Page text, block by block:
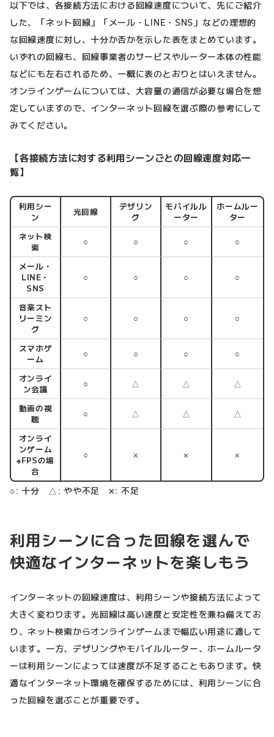
以下では、各接続方法における回線速度について、先にご紹介
した、「ネット回線」「メール・LINE・SNS」などの理想的
な回線速度に対し、十分か否かを示した表をまとめています。
いずれの回線も、回線事業者のサービスやルーター本体の性能
などにも左右されるため、一概に表のとおりとはいえません。
オンラインゲームについては、大容量の通信が必要な場合を想
定していますので、インターネット回線を選ぶ際の参考にして
みてください。
【各接続方法に対する利用シーンごとの回線速度対応一
覧】
利用シー
ン
光回線
デザリン
グ
モバイルル
ーター
ホームルー
ター
ネット検
索
○ ○ ○ ○
メール・
LINE・
SNS
○ ○ ○ ○
音楽スト
リーミン
グ
○ ○ ○ ○
スマホゲ
ーム
○ ○ ○ ○
オンライ
ン会議
○ △ △ △
動画の視
聴
○ △ △ △
オンライ
ンゲーム
※FPSの場
合
○ × × ×
○: 十分 △: やや不足 ×: 不足
利用シーンに合った回線を選んで
快適なインターネットを楽しもう
インターネットの回線速度は、利用シーンや接続方法によって
大きく変わります。光回線は高い速度と安定性を兼ね備えてお
り、ネット検索からオンラインゲームまで幅広い用途に適して
います。一方、デザリングやモバイルルーター、ホームルータ
ーは利用シーンによっては速度が不足することもあります。快
適なインターネット環境を確保するためには、利用シーンに合
った回線を選ぶことが重要です。